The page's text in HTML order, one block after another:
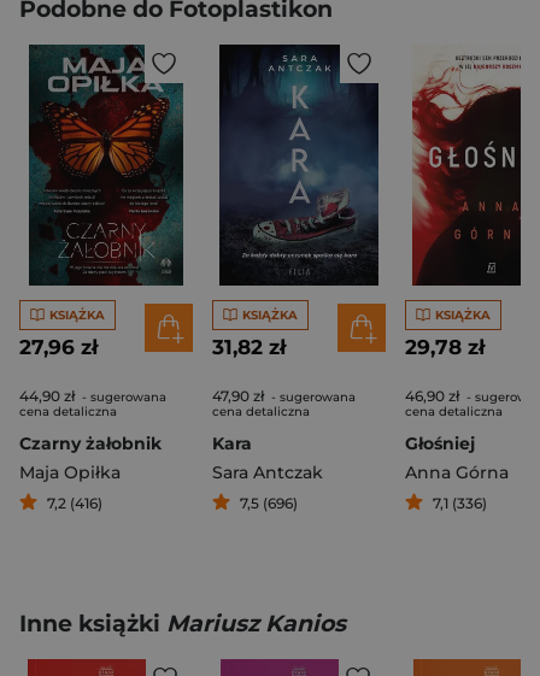
Podobne do Fotoplastikon
KSIĄŻKA
27,96 zł
44,90 zł - sugerowana
cena detaliczna
Czarny żałobnik
Maja Opiłka
7,2 (416)
KSIĄŻKA
31,82 zł
47,90 zł - sugerowana
cena detaliczna
Kara
Sara Antczak
7,5 (696)
KSIĄŻKA
29,78 zł
46,90 zł -
cena detaliczna
Głośniej
Anna Górna
7,1 (336)
Inne książki Mariusz Kanios